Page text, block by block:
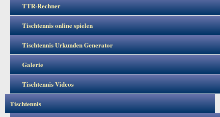
TTR-Rechner
Tischtennis online spielen
Tischtennis Urkunden Generator
Galerie
Tischtennis Videos
Tischtennis